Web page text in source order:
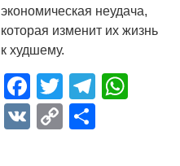
экономическая неудача,
которая изменит их жизнь
к худшему.
Facebook
Twitter
VK Copy